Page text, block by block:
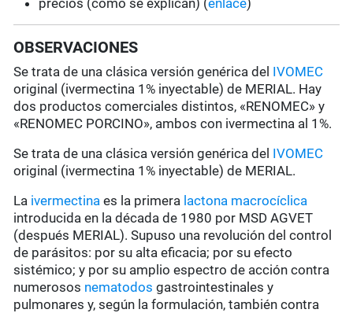
precios (cómo se explican) (enlace)
OBSERVACIONES
Se trata de una clásica versión genérica del IVOMEC
original (ivermectina 1% inyectable) de MERIAL. Hay
dos productos comerciales distintos, «RENOMEC» y
«RENOMEC PORCINO», ambos con ivermectina al 1%.
Se trata de una clásica versión genérica del IVOMEC
original (ivermectina 1% inyectable) de MERIAL.
La ivermectina es la primera lactona macrocíclica
introducida en la década de 1980 por MSD AGVET
(después MERIAL). Supuso una revolución del control
de parásitos: por su alta eficacia; por su efecto
sistémico; y por su amplio espectro de acción contra
numerosos nematodos gastrointestinales y
pulmonares y, según la formulación, también contra